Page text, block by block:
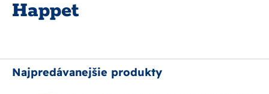
Happet
Najpredávanejšie produkty